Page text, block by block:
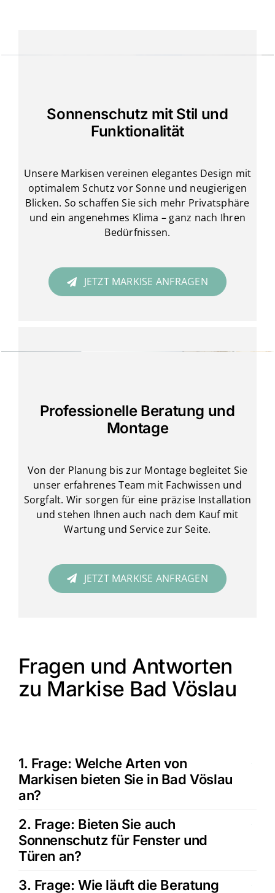
Sonnenschutz mit Stil und
Funktionalität
Unsere Markisen vereinen elegantes Design mit
optimalem Schutz vor Sonne und neugierigen
Blicken. So schaffen Sie sich mehr Privatsphäre
und ein angenehmes Klima – ganz nach Ihren
Bedürfnissen.
JETZT MARKISE ANFRAGEN
Professionelle Beratung und
Montage
Von der Planung bis zur Montage begleitet Sie
unser erfahrenes Team mit Fachwissen und
Sorgfalt. Wir sorgen für eine präzise Installation
und stehen Ihnen auch nach dem Kauf mit
Wartung und Service zur Seite.
JETZT MARKISE ANFRAGEN
Fragen und Antworten
zu Markise Bad Vöslau
1. Frage: Welche Arten von
Markisen bieten Sie in Bad Vöslau
an?
2. Frage: Bieten Sie auch
Sonnenschutz für Fenster und
Türen an?
3. Frage: Wie läuft die Beratung